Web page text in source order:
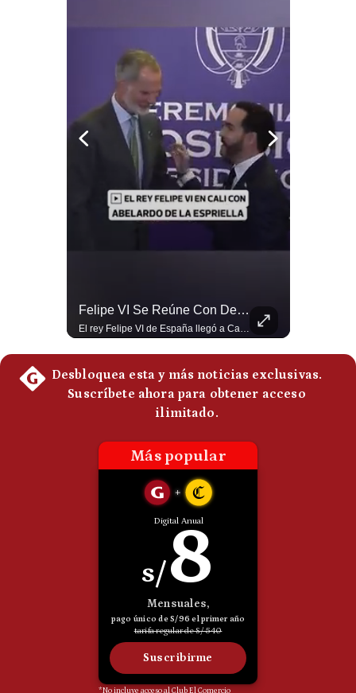
De
Cookies
Preguntas
Felipe VI Se Reúne Con De La Espriella Antes De La Investidura | Gestión Mundo